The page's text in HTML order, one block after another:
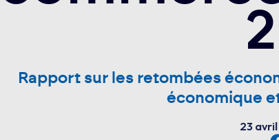
Rapport sur les retombées
économique
23